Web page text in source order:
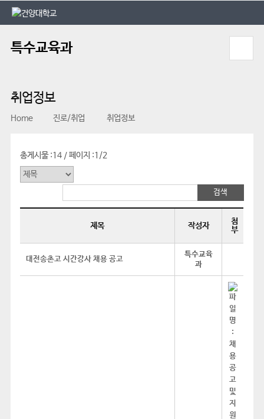
본문 바로가기
대메뉴 바로가기
특수교육과
취업정보
Home 진로/취업 취업정보
총게시물 :14 /페이지 :1/2
제목 작성자
첨
부
대전송촌고 시간강사 채용 공고
특수교육
과